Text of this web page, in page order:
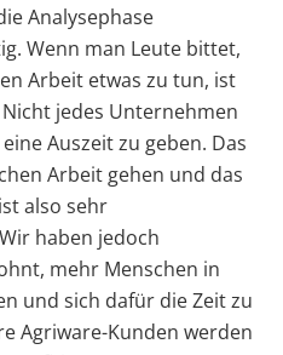
Analysephase
Wenn man Leute bittet,
Arbeit etwas zu tun, ist
jedes Unternehmen
Auszeit zu geben. Das
Arbeit gehen und das
also sehr
haben jedoch
mehr Menschen in
und sich dafür die Zeit zu
Agriware-Kunden werden